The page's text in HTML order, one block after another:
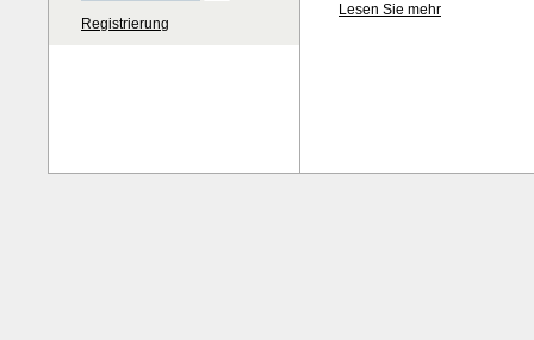
Registrierung
Lesen Sie mehr